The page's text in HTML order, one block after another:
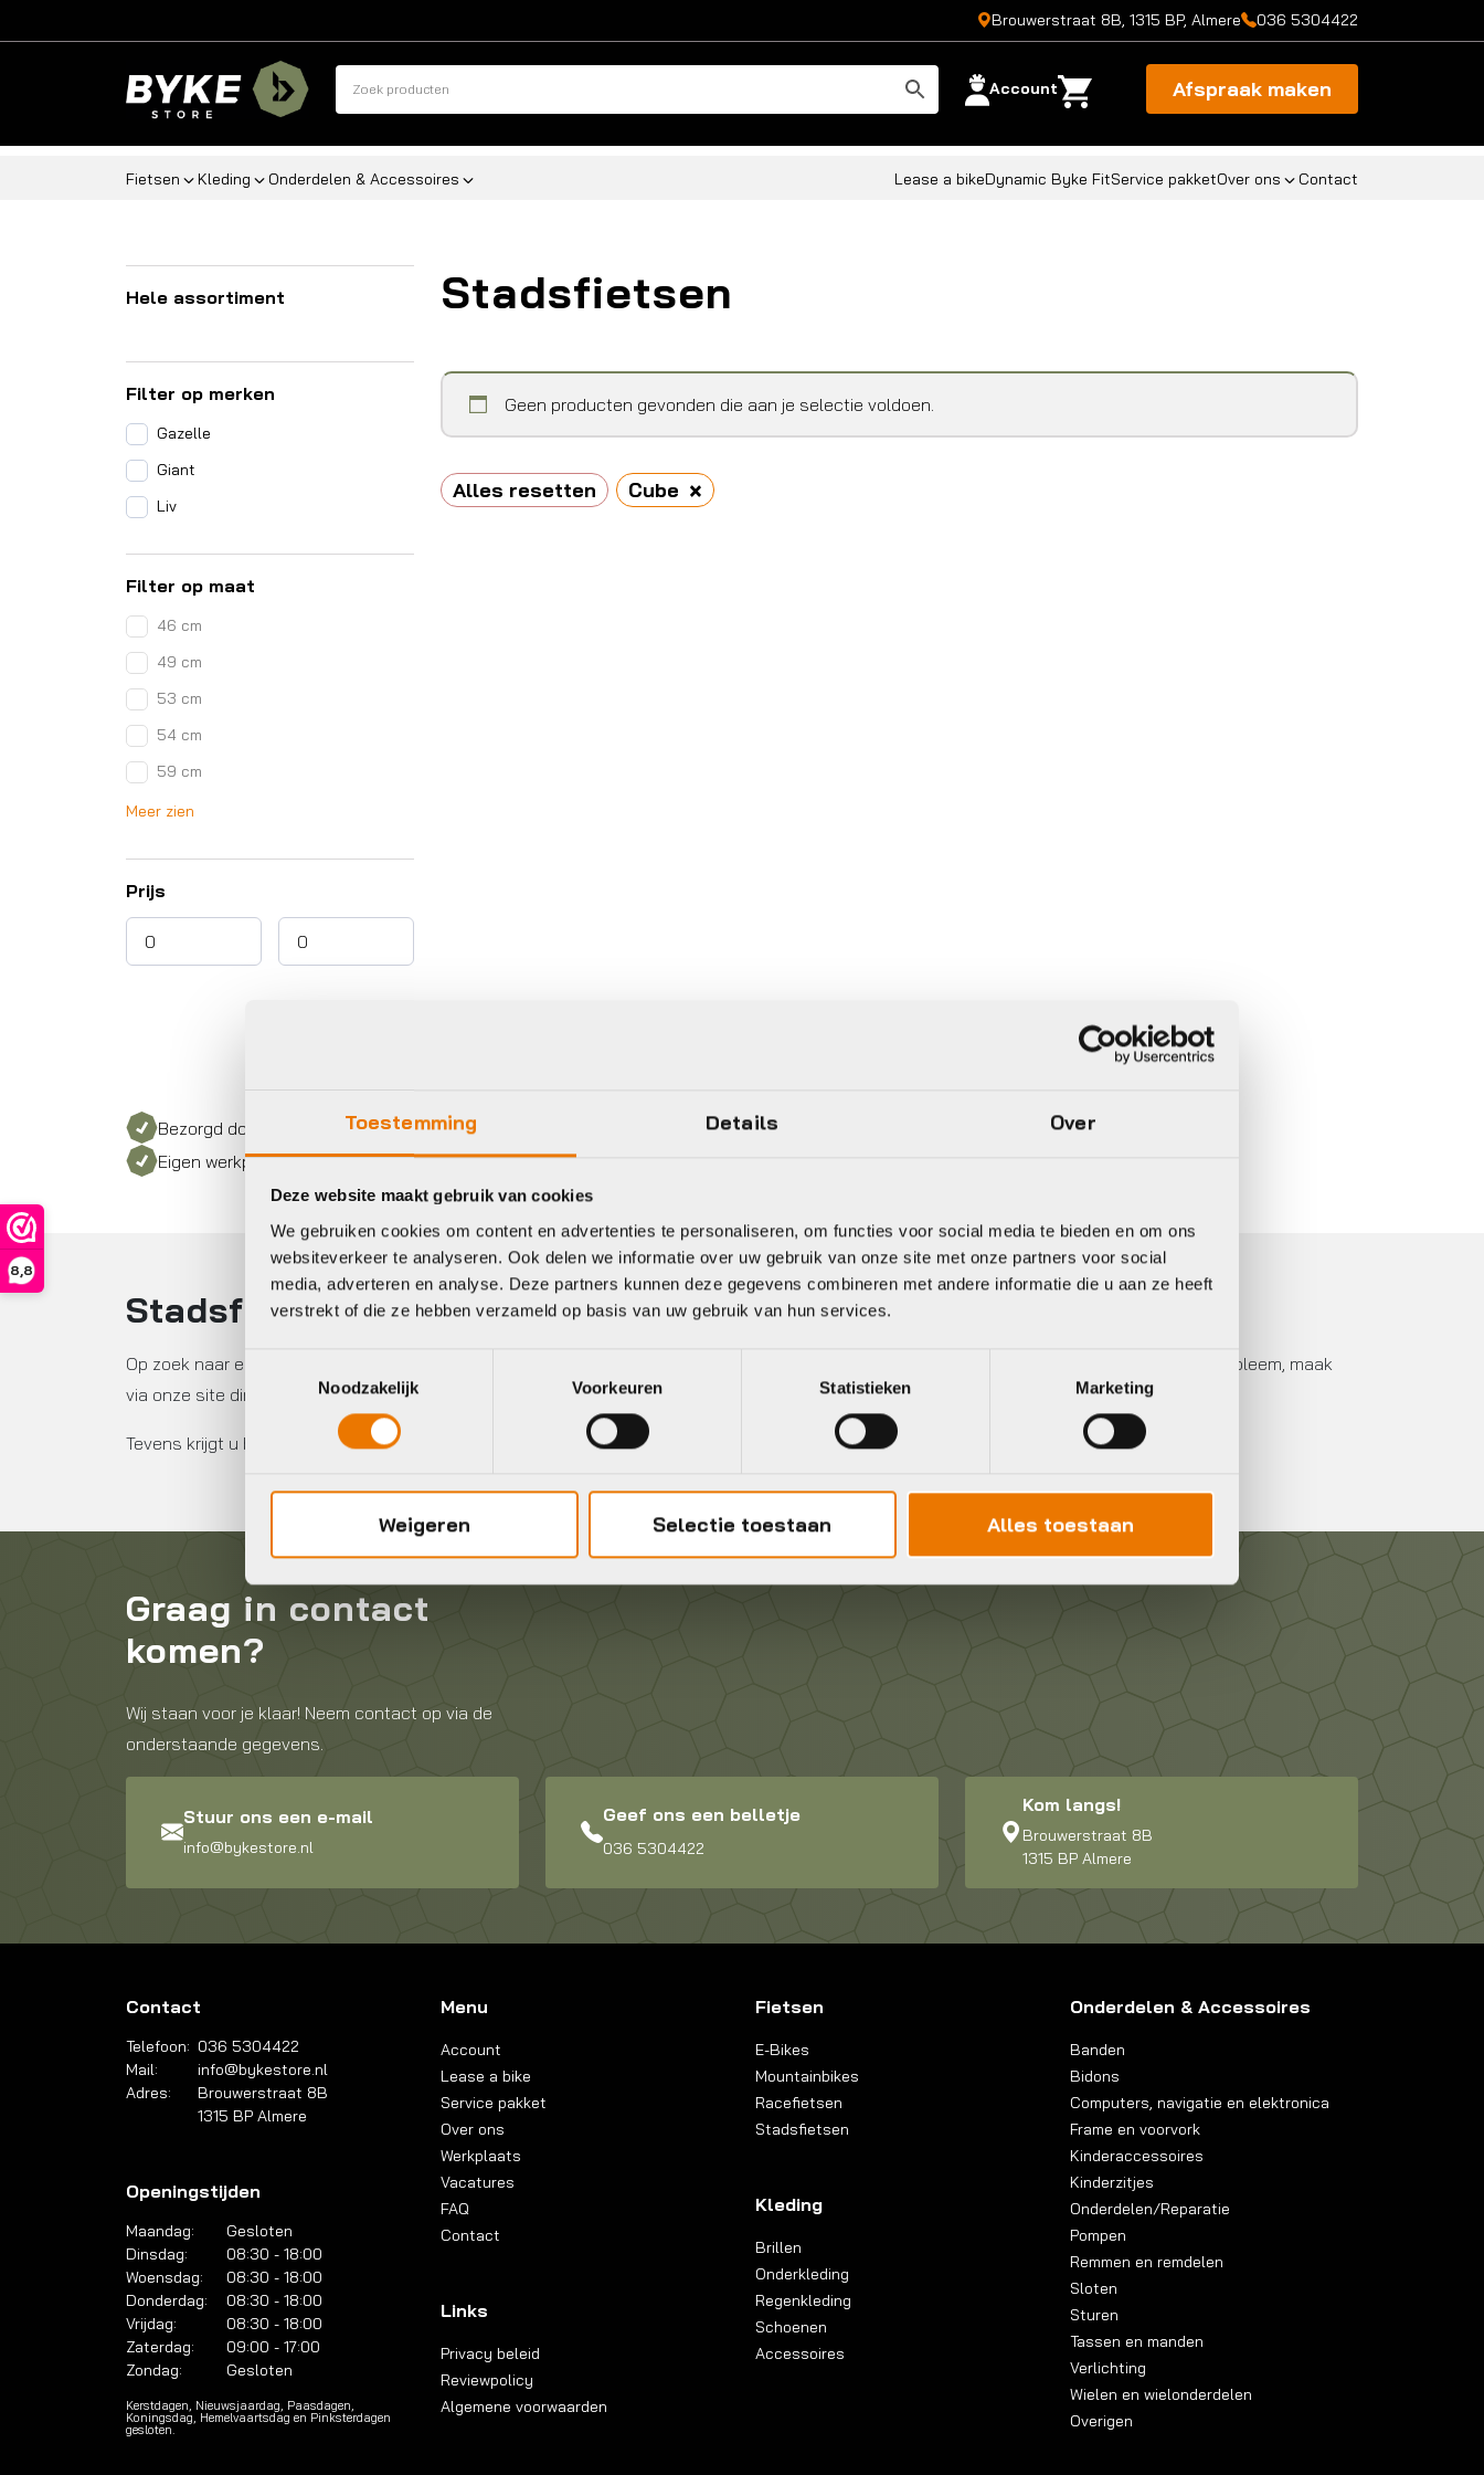
Toestemming Details Over
Deze website maakt gebruik van cookies
We gebruiken cookies om content en advertenties te personaliseren, om functies voor social media te bieden en om ons
websiteverkeer te analyseren. Ook delen we informatie over uw gebruik van onze site met onze partners voor social
media, adverteren en analyse. Deze partners kunnen deze gegevens combineren met andere informatie die u aan ze heeft
verstrekt of die ze hebben verzameld op basis van uw gebruik van hun services.
Noodzakelijk
Voorkeuren Statistieken Marketing
Weigeren Selectie toestaan Alles toestaan
8,8
Brouwerstraat 8B, 1315 BP, Almere 036 5304422
Account Afspraak maken
Fietsen Kleding Onderdelen & Accessoires Lease a bikeDynamic Byke FitService pakketOver ons Contact
Hele assortiment
Filter op merken
Gazelle
Giant
Liv
Filter op maat
46 cm
49 cm
53 cm
54 cm
59 cm
Meer zien
Prijs
Stadsfietsen
Geen producten gevonden die aan je selectie voldoen.
Alles resetten Cube ×
Bezorgd door heel Nederland verzending vanaf €50 In 3 keer betalen,
Eigen werkplaats met gecertificeerd personeel
Stadsfiets kopen
Op zoek naar een nieuwe stadsfiets? Bekijk online of in onze winkel het ruime assortiment stadsfietsen. Wilt u een proefrit maken? Geen probleem, maak
via onze site direct een afspraak voor een proefrit.
Tevens krijgt u bij aankoop van een nieuwe fiets een GRATIS Servicepakket.
Graag in contact
komen?
Wij staan voor je klaar! Neem contact op via de
onderstaande gegevens.
Stuur ons een e-mail
info@bykestore.nl
Geef ons een belletje
036 5304422
Kom langs!
Brouwerstraat 8B
1315 BP Almere
Contact
Telefoon: 036 5304422
Mail:
info@bykestore.nl
Adres:
Brouwerstraat 8B
1315 BP Almere
Openingstijden
Maandag:
Gesloten
Dinsdag:
08:30 - 18:00
Woensdag:
08:30 - 18:00
Donderdag:
08:30 - 18:00
Vrijdag:
08:30 - 18:00
Zaterdag:
09:00 - 17:00
Zondag:
Gesloten
Kerstdagen, Nieuwsjaardag, Paasdagen,
Koningsdag, Hemelvaartsdag en Pinksterdagen
gesloten.
Menu
Account
Lease a bike
Service pakket
Over ons
Werkplaats
Vacatures
FAQ
Contact
Links
Privacy beleid
Reviewpolicy
Algemene voorwaarden
Fietsen
E-Bikes
Mountainbikes
Racefietsen
Stadsfietsen
Kleding
Brillen
Onderkleding
Regenkleding
Schoenen
Accessoires
Onderdelen & Accessoires
Banden
Bidons
Computers, navigatie en elektronica
Frame en voorvork
Kinderaccessoires
Kinderzitjes
Onderdelen/Reparatie
Pompen
Remmen en remdelen
Sloten
Sturen
Tassen en manden
Verlichting
Wielen en wielonderdelen
Overigen